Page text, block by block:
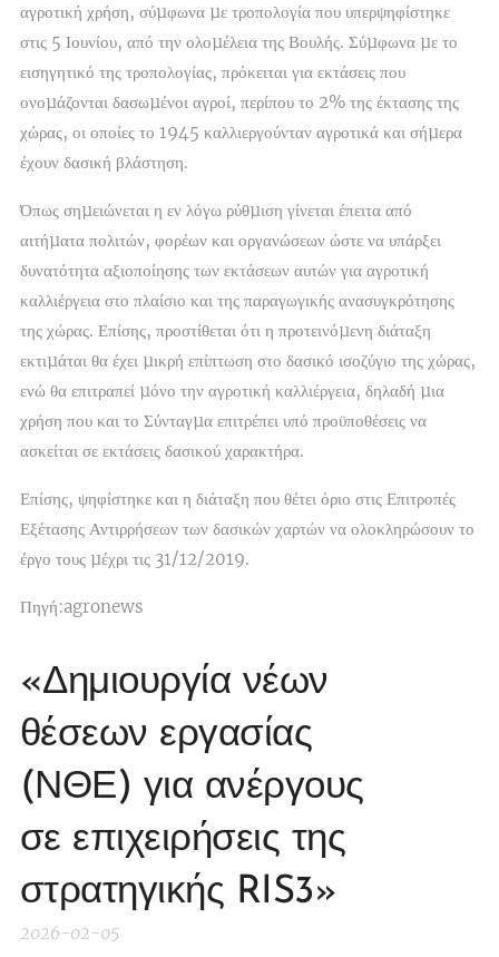
αγροτική χρήση, σύµφωνα µε τροπολογία που υπερψηφίστηκε
στις 5 Ιουνίου, από την ολοµέλεια της Βουλής. Σύµφωνα µε το
εισηγητικό της τροπολογίας, πρόκειται για εκτάσεις που
ονοµάζονται δασωµένοι αγροί, περίπου το 2% της έκτασης της
χώρας, οι οποίες το 1945 καλλιεργούνταν αγροτικά και σήµερα
έχουν δασική βλάστηση.
Όπως σηµειώνεται η εν λόγω ρύθµιση γίνεται έπειτα από
αιτήµατα πολιτών, φορέων και οργανώσεων ώστε να υπάρξει
δυνατότητα αξιοποίησης των εκτάσεων αυτών για αγροτική
καλλιέργεια στο πλαίσιο και της παραγωγικής ανασυγκρότησης
της χώρας. Επίσης, προστίθεται ότι η προτεινόµενη διάταξη
εκτιµάται θα έχει µικρή επίπτωση στο δασικό ισοζύγιο της χώρας,
ενώ θα επιτραπεί µόνο την αγροτική καλλιέργεια, δηλαδή µια
χρήση που και το Σύνταγµα επιτρέπει υπό προϋποθέσεις να
ασκείται σε εκτάσεις δασικού χαρακτήρα.
Επίσης, ψηφίστηκε και η διάταξη που θέτει όριο στις Επιτροπές
Εξέτασης Αντιρρήσεων των δασικών χαρτών να ολοκληρώσουν το
έργο τους µέχρι τις 31/12/2019.
Πηγή:agronews
«Δημιουργία νέων
θέσεων εργασίας
(ΝΘΕ) για ανέργους
σε επιχειρήσεις της
στρατηγικής RIS3»
2026-02-05